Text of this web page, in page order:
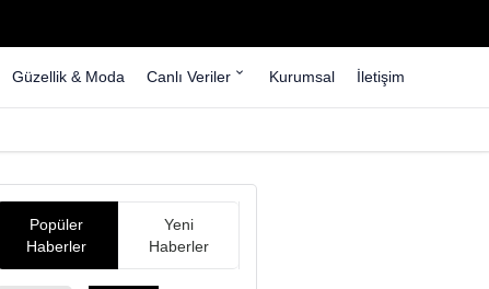
Güzellik & Moda Canlı Veriler Kurumsal İletişim
Popüler
Haberler
Yeni
Haberler